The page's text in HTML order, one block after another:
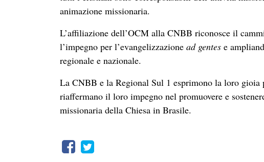
animazione missionaria.
L’affiliazione dell’OCM alla CNBB riconosce il
l’impegno per l’evangelizzazione ad gentes e
regionale e nazionale.
La CNBB e la Regional Sul 1 esprimono la loro gioia
riaffermano il loro impegno nel promuovere e
missionaria della Chiesa in Brasile.